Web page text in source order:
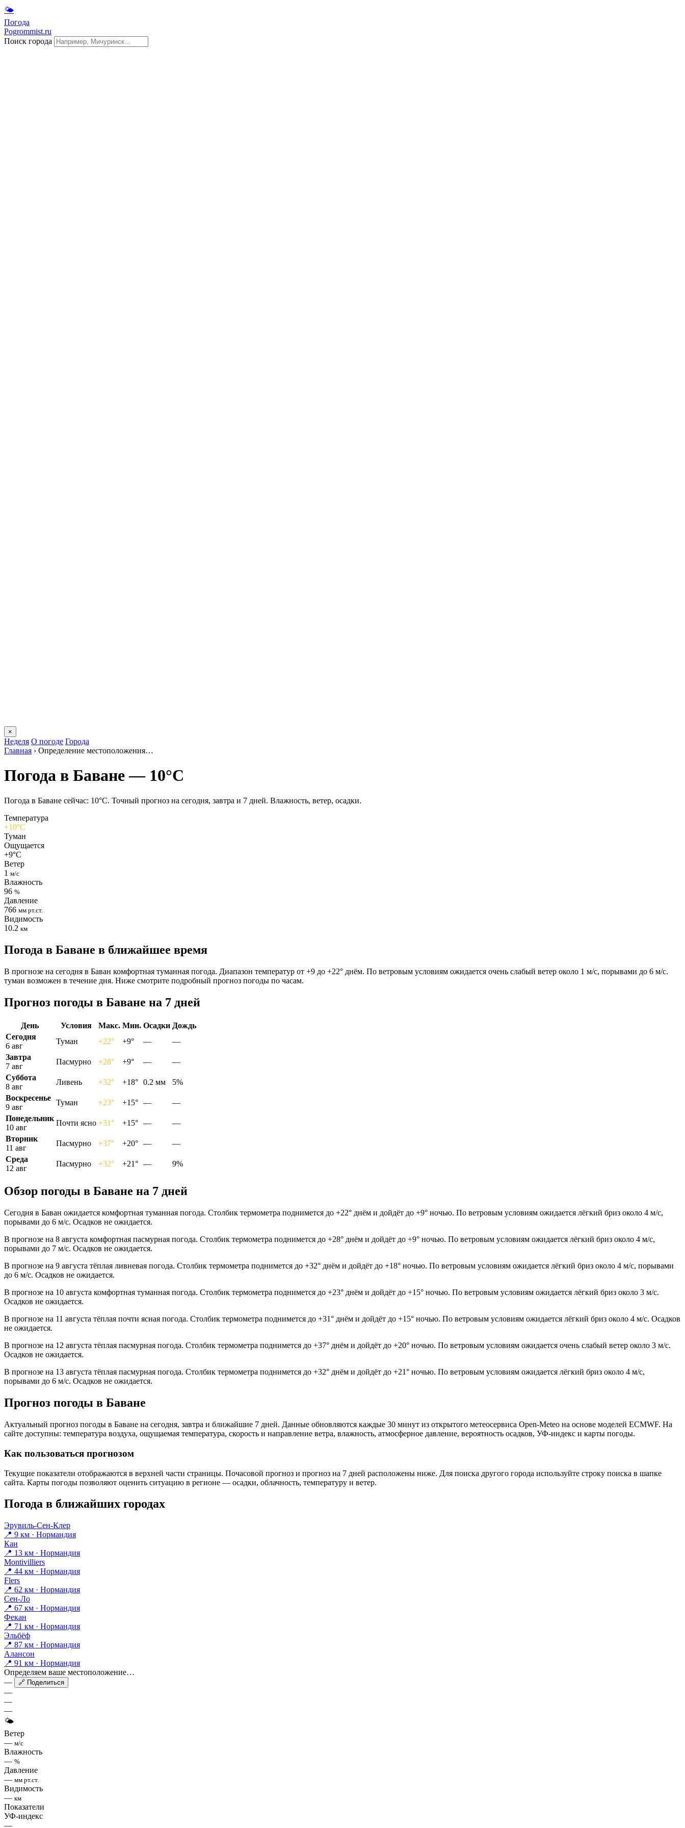
🌤
Погода
Pogrommist.ru
Поиск города
×
Неделя О погоде Города
Главная › Определение местоположения…
Погода в Баване — 10°C
Погода в Баване сейчас: 10°C. Точный прогноз на сегодня, завтра и 7 дней. Влажность, ветер, осадки.
Температура
+10°C
Туман
Ощущается
+9°C
Ветер
1 м/с
Влажность
96 %
Давление
766 мм рт.ст.
Видимость
10.2 км
Погода в Баване в ближайшее время
В прогнозе на сегодня в Баван комфортная туманная погода. Диапазон температур от +9 до +22° днём. По ветровым условиям ожидается очень слабый ветер около 1 м/с, порывами до 6 м/с.
туман возможен в течение дня. Ниже смотрите подробный прогноз погоды по часам.
Прогноз погоды в Баване на 7 дней
День Условия Макс. Мин. Осадки Дождь
Сегодня
6 авг
Туман +22° +9° —
—
Завтра
7 авг
Пасмурно +28° +9° —
—
Суббота
8 авг
Ливень +32° +18° 0.2 мм
5%
Воскресенье
9 авг
Туман +23° +15° —
—
Понедельник
10 авг
Почти ясно +31° +15° —
—
Вторник
11 авг
Пасмурно +37° +20° —
—
Среда
12 авг
Пасмурно +32° +21° — 9%
Обзор погоды в Баване на 7 дней
Сегодня в Баван ожидается комфортная туманная погода. Столбик термометра поднимется до +22° днём и дойдёт до +9° ночью. По ветровым условиям ожидается лёгкий бриз около 4 м/с,
порывами до 6 м/с. Осадков не ожидается.
В прогнозе на 8 августа комфортная пасмурная погода. Столбик термометра поднимется до +28° днём и дойдёт до +9° ночью. По ветровым условиям ожидается лёгкий бриз около 4 м/с,
порывами до 7 м/с. Осадков не ожидается.
В прогнозе на 9 августа тёплая ливневая погода. Столбик термометра поднимется до +32° днём и дойдёт до +18° ночью. По ветровым условиям ожидается лёгкий бриз около 4 м/с, порывами
до 6 м/с. Осадков не ожидается.
В прогнозе на 10 августа комфортная туманная погода. Столбик термометра поднимется до +23° днём и дойдёт до +15° ночью. По ветровым условиям ожидается лёгкий бриз около 3 м/с.
Осадков не ожидается.
В прогнозе на 11 августа тёплая почти ясная погода. Столбик термометра поднимется до +31° днём и дойдёт до +15° ночью. По ветровым условиям ожидается лёгкий бриз около 4 м/с. Осадков
не ожидается.
В прогнозе на 12 августа тёплая пасмурная погода. Столбик термометра поднимется до +37° днём и дойдёт до +20° ночью. По ветровым условиям ожидается очень слабый ветер около 3 м/с.
Осадков не ожидается.
В прогнозе на 13 августа тёплая пасмурная погода. Столбик термометра поднимется до +32° днём и дойдёт до +21° ночью. По ветровым условиям ожидается лёгкий бриз около 4 м/с,
порывами до 6 м/с. Осадков не ожидается.
Прогноз погоды в Баване
Актуальный прогноз погоды в Баване на сегодня, завтра и ближайшие 7 дней. Данные обновляются каждые 30 минут из открытого метеосервиса Open-Meteo на основе моделей ECMWF. На
сайте доступны: температура воздуха, ощущаемая температура, скорость и направление ветра, влажность, атмосферное давление, вероятность осадков, УФ-индекс и карты погоды.
Как пользоваться прогнозом
Текущие показатели отображаются в верхней части страницы. Почасовой прогноз и прогноз на 7 дней расположены ниже. Для поиска другого города используйте строку поиска в шапке
сайта. Карты погоды позволяют оценить ситуацию в регионе — осадки, облачность, температуру и ветер.
Погода в ближайших городах
Эрувиль-Сен-Клер
📍 9 км · Нормандия
Кан
📍 13 км · Нормандия
Montivilliers
📍 44 км · Нормандия
Flers
📍 62 км · Нормандия
Сен-Ло
📍 67 км · Нормандия
Фекан
📍 71 км · Нормандия
Эльбёф
📍 87 км · Нормандия
Алансон
📍 91 км · Нормандия
Определяем ваше местоположение…
—
🔗 Поделиться
—
—
—
🌤
Ветер
— м/с
Влажность
— %
Давление
— мм рт.ст.
Видимость
— км
Показатели
УФ-индекс
—